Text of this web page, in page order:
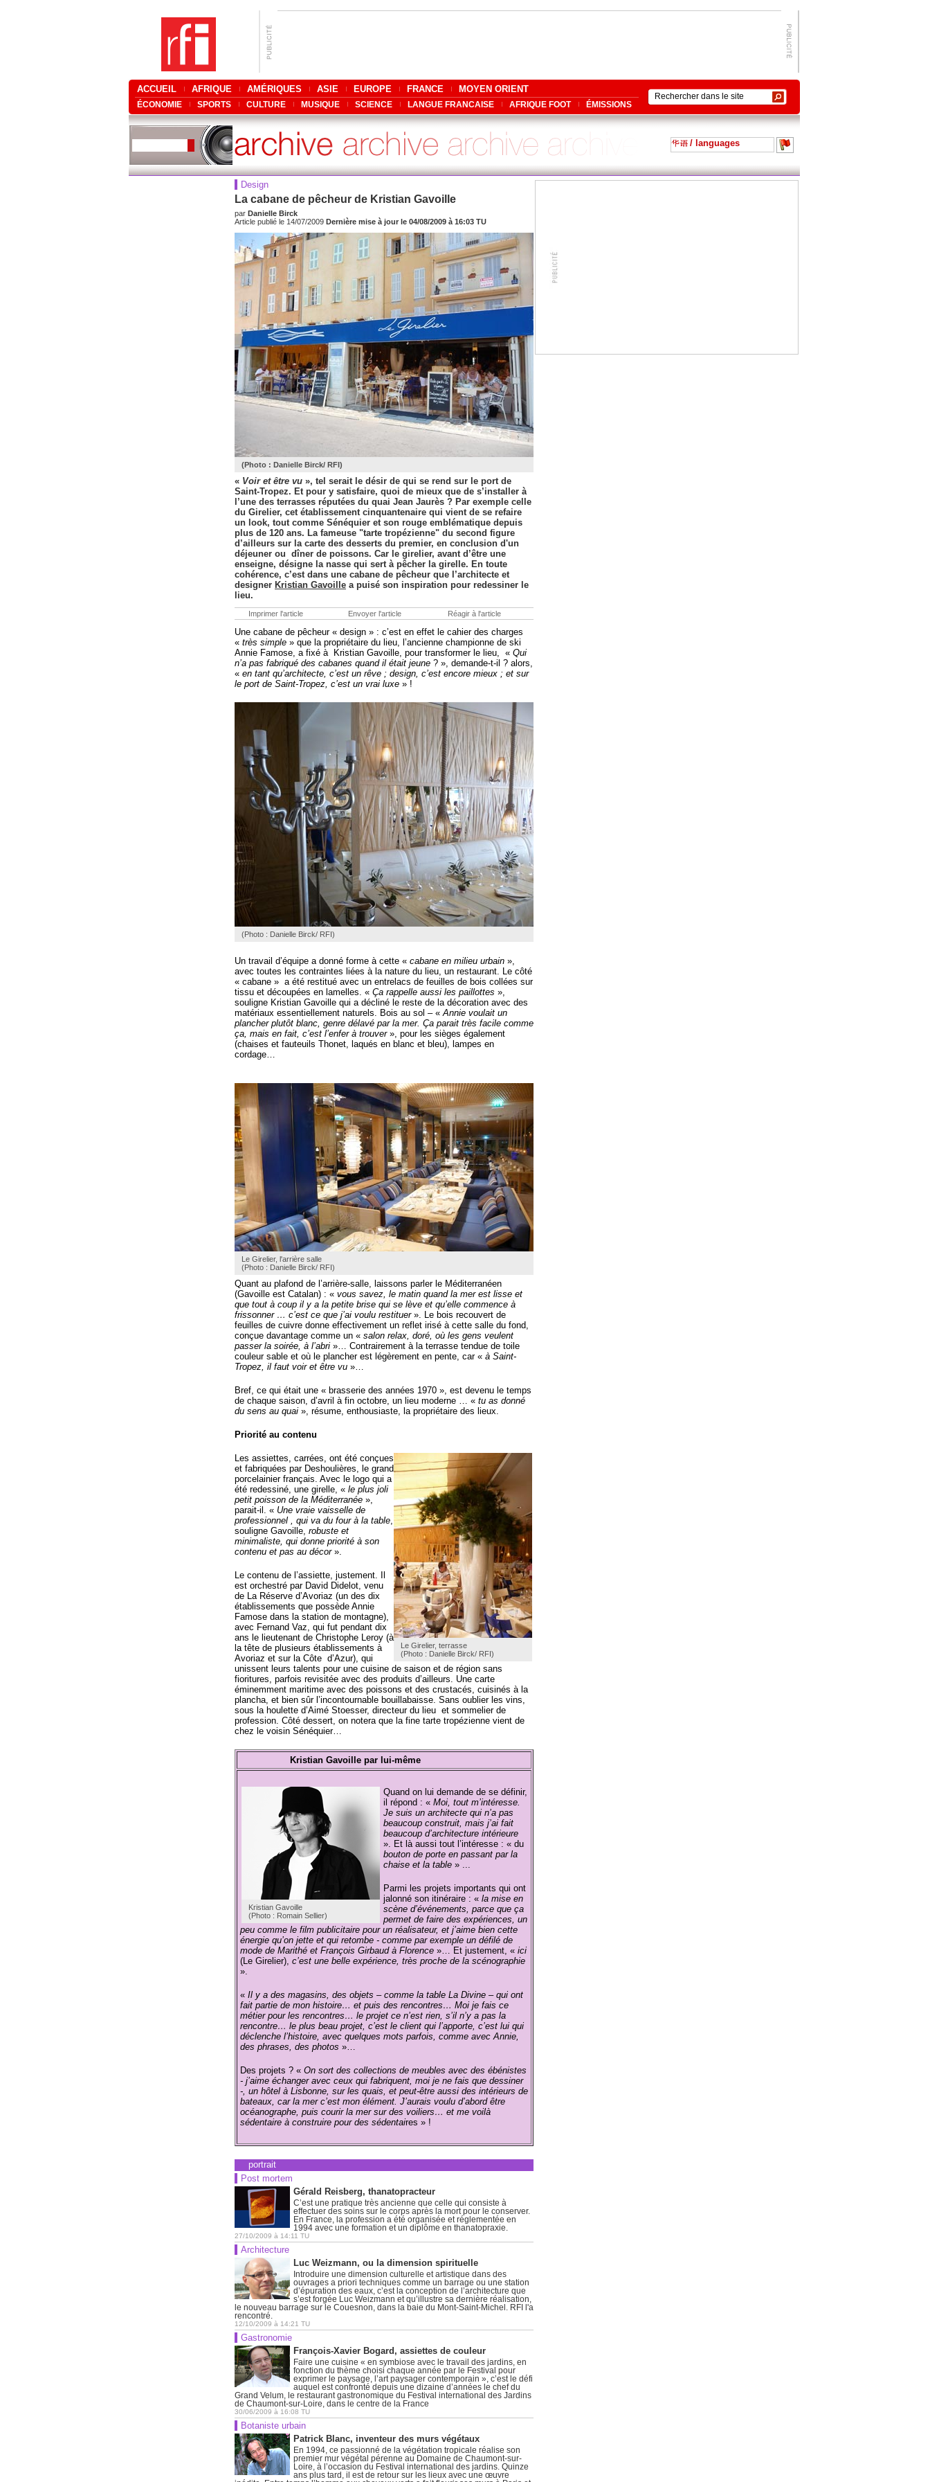
ACCUEIL AFRIQUE AMÉRIQUES ASIE EUROPE FRANCE MOYEN ORIENT
ÉCONOMIE SPORTS CULTURE MUSIQUE SCIENCE LANGUE FRANCAISE AFRIQUE FOOT ÉMISSIONS
/ languages
Design
La cabane de pêcheur de Kristian Gavoille
par Danielle Birck
Article publié le 14/07/2009 Dernière mise à jour le 04/08/2009 à 16:03 TU
(Photo : Danielle Birck/ RFI)
« Voir et être vu », tel serait le désir de qui se rend sur le port de
Saint-Tropez. Et pour y satisfaire, quoi de mieux que de s’installer à
l’une des terrasses réputées du quai Jean Jaurès ? Par exemple celle
du Girelier, cet établissement cinquantenaire qui vient de se refaire
un look, tout comme Sénéquier et son rouge emblématique depuis
plus de 120 ans. La fameuse "tarte tropézienne" du second figure
d’ailleurs sur la carte des desserts du premier, en conclusion d'un
déjeuner ou dîner de poissons. Car le girelier, avant d’être une
enseigne, désigne la nasse qui sert à pêcher la girelle. En toute
cohérence, c’est dans une cabane de pêcheur que l’architecte et
designer Kristian Gavoille a puisé son inspiration pour redessiner le
lieu.
Imprimer l'article Envoyer l'article Réagir à l'article
Une cabane de pêcheur « design » : c’est en effet le cahier des charges
« très simple » que la propriétaire du lieu, l’ancienne championne de ski
Annie Famose, a fixé à Kristian Gavoille, pour transformer le lieu, « Qui
n’a pas fabriqué des cabanes quand il était jeune ? », demande-t-il ? alors,
« en tant qu’architecte, c’est un rêve ; design, c’est encore mieux ; et sur
le port de Saint-Tropez, c’est un vrai luxe » !
(Photo : Danielle Birck/ RFI)
Un travail d’équipe a donné forme à cette « cabane en milieu urbain »,
avec toutes les contraintes liées à la nature du lieu, un restaurant. Le côté
« cabane » a été restitué avec un entrelacs de feuilles de bois collées sur
tissu et découpées en lamelles. « Ça rappelle aussi les paillottes »,
souligne Kristian Gavoille qui a décliné le reste de la décoration avec des
matériaux essentiellement naturels. Bois au sol – «Annie voulait un
plancher plutôt blanc, genre délavé par la mer. Ça parait très facile comme
ça, mais en fait, c’est l’enfer à trouver», pour les sièges également
(chaises et fauteuils Thonet, laqués en blanc et bleu), lampes en
cordage…
Le Girelier, l'arrière salle
(Photo : Danielle Birck/ RFI)
Quant au plafond de l’arrière-salle, laissons parler le Méditerranéen
(Gavoille est Catalan) : « vous savez, le matin quand la mer est lisse et
que tout à coup il y a la petite brise qui se lève et qu’elle commence à
frissonner … c’est ce que j’ai voulu restituer ». Le bois recouvert de
feuilles de cuivre donne effectivement un reflet irisé à cette salle du fond,
conçue davantage comme un « salon relax, doré, où les gens veulent
passer la soirée, à l’abri »… Contrairement à la terrasse tendue de toile
couleur sable et où le plancher est légèrement en pente, car « à Saint-
Tropez, il faut voir et être vu »…
Bref, ce qui était une « brasserie des années 1970 », est devenu le temps
de chaque saison, d’avril à fin octobre, un lieu moderne … « tu as donné
du sens au quai », résume, enthousiaste, la propriétaire des lieux.
Priorité au contenu
Le Girelier, terrasse
(Photo : Danielle Birck/ RFI)
Les assiettes, carrées, ont été conçues
et fabriquées par Deshoulières, le grand
porcelainier français. Avec le logo qui a
été redessiné, une girelle, « le plus joli
petit poisson de la Méditerranée »,
parait-il. « Une vraie vaisselle de
professionnel , qui va du four à la table,
souligne Gavoille, robuste et
minimaliste, qui donne priorité à son
contenu et pas au décor».
Le contenu de l’assiette, justement. Il
est orchestré par David Didelot, venu
de La Réserve d’Avoriaz (un des dix
établissements que possède Annie
Famose dans la station de montagne),
avec Fernand Vaz, qui fut pendant dix
ans le lieutenant de Christophe Leroy (à
la tête de plusieurs établissements à
Avoriaz et sur la Côte d’Azur), qui
unissent leurs talents pour une cuisine de saison et de région sans
fioritures, parfois revisitée avec des produits d’ailleurs. Une carte
éminemment maritime avec des poissons et des crustacés, cuisinés à la
plancha, et bien sûr l’incontournable bouillabaisse. Sans oublier les vins,
sous la houlette d’Aimé Stoesser, directeur du lieu et sommelier de
profession. Côté dessert, on notera que la fine tarte tropézienne vient de
chez le voisin Sénéquier…
Kristian Gavoille par lui-même
Kristian Gavoille
(Photo : Romain Sellier)
Quand on lui demande de se définir,
il répond : « Moi, tout m’intéresse.
Je suis un architecte qui n’a pas
beaucoup construit, mais j’ai fait
beaucoup d’architecture intérieure
». Et là aussi tout l’intéresse : « du
bouton de porte en passant par la
chaise et la table » ...
Parmi les projets importants qui ont
jalonné son itinéraire : « la mise en
scène d’événements, parce que ça
permet de faire des expériences, un
peu comme le film publicitaire pour un réalisateur, et j’aime bien cette
énergie qu’on jette et qui retombe - comme par exemple un défilé de
mode de Marithé et François Girbaud à Florence »… Et justement, « ici
(Le Girelier), c’est une belle expérience, très proche de la scénographie
».
« Il y a des magasins, des objets – comme la table La Divine – qui ont
fait partie de mon histoire… et puis des rencontres… Moi je fais ce
métier pour les rencontres… le projet ce n’est rien, s’il n’y a pas la
rencontre… le plus beau projet, c’est le client qui l’apporte, c’est lui qui
déclenche l’histoire, avec quelques mots parfois, comme avec Annie,
des phrases, des photos »…
Des projets ? « On sort des collections de meubles avec des ébénistes
- j’aime échanger avec ceux qui fabriquent, moi je ne fais que dessiner
-, un hôtel à Lisbonne, sur les quais, et peut-être aussi des intérieurs de
bateaux, car la mer c’est mon élément. J’aurais voulu d’abord être
océanographe, puis courir la mer sur des voiliers… et me voilà
sédentaire à construire pour des sédentaires » !
portrait
Post mortem
Gérald Reisberg, thanatopracteur
C’est une pratique très ancienne que celle qui consiste à
effectuer des soins sur le corps après la mort pour le conserver.
En France, la profession a été organisée et réglementée en
1994 avec une formation et un diplôme en thanatopraxie.
27/10/2009 à 14:11 TU
Architecture
Luc Weizmann, ou la dimension spirituelle
Introduire une dimension culturelle et artistique dans des
ouvrages a priori techniques comme un barrage ou une station
d’épuration des eaux, c’est la conception de l’architecture que
s’est forgée Luc Weizmann et qu’illustre sa dernière réalisation,
le nouveau barrage sur le Couesnon, dans la baie du Mont-Saint-Michel. RFI l'a
rencontré.
12/10/2009 à 14:21 TU
Gastronomie
François-Xavier Bogard, assiettes de couleur
Faire une cuisine « en symbiose avec le travail des jardins, en
fonction du thème choisi chaque année par le Festival pour
exprimer le paysage, l’art paysager contemporain », c’est le défi
auquel est confronté depuis une dizaine d’années le chef du
Grand Velum, le restaurant gastronomique du Festival international des Jardins
de Chaumont-sur-Loire, dans le centre de la France
30/06/2009 à 16:08 TU
Botaniste urbain
Patrick Blanc, inventeur des murs végétaux
En 1994, ce passionné de la végétation tropicale réalise son
premier mur végétal pérenne au Domaine de Chaumont-sur-
Loire, à l’occasion du Festival international des jardins. Quinze
ans plus tard, il est de retour sur les lieux avec une œuvre